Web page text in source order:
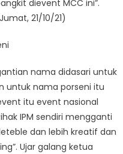
dievent MCC ini”.
21/10/21)
nama didasari untuk
untuk nama porseni itu
itu event nasional
IPM sendiri mengganti
dan lebih kreatif dan
Ujar galang ketua